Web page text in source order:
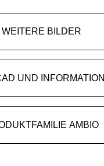
WEITERE BILDER
UND INFORMATION
AMBIO